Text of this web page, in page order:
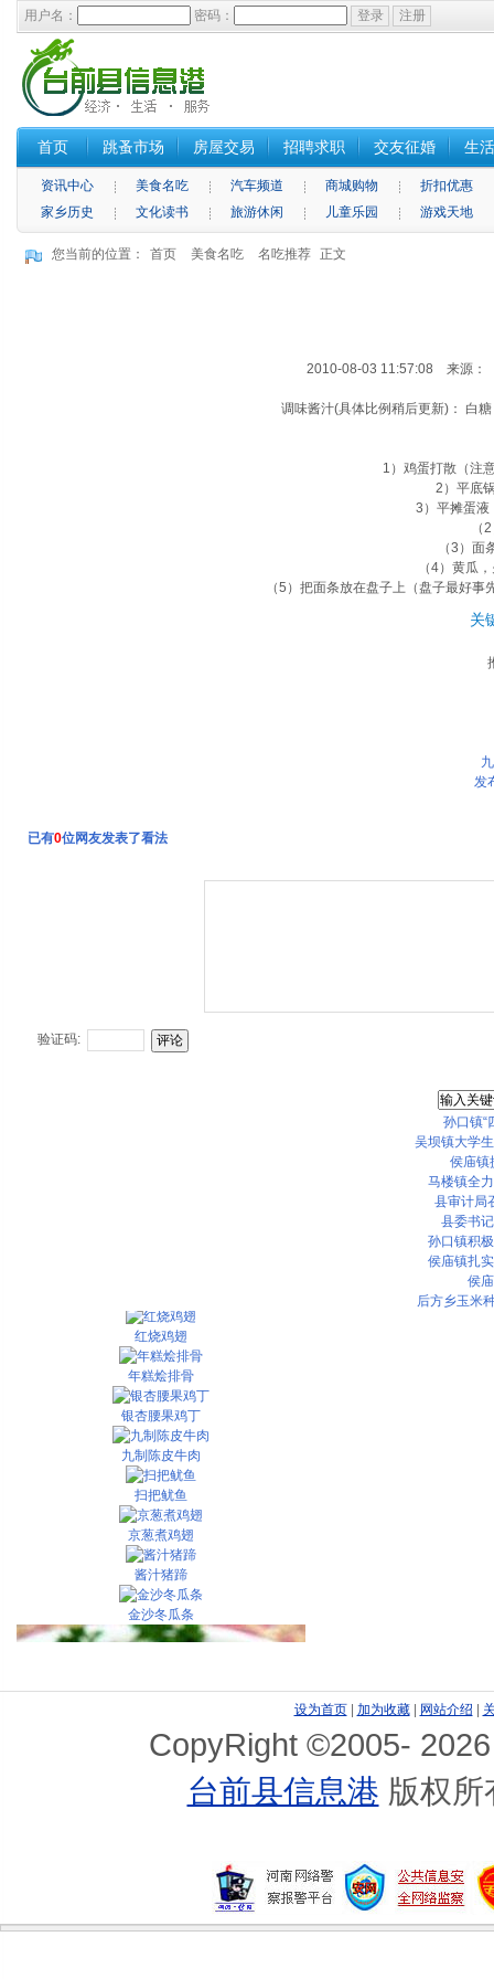
用户名： 密码：
首页 跳蚤市场 房屋交易 招聘求职 交友征婚 生
资讯中心 美食名吃 汽车频道 商城购物
折扣优惠
家乡历史
文化读书 旅游休闲 儿童乐园 游戏天地
您当前的位置： 首页 美食名吃 名吃推荐 正文
2010-08-03 11:57:08 来源：
调味酱汁(具体比例稍后更新)： 白
1）鸡蛋打散（注
2）平底
3）平摊蛋液
（
（3）面
（4）黄瓜
（5）把面条放在盘子上（盘子最好
关
发
已有0位网友发表了看法
验证码:
孙口镇“
吴坝镇大学
侯庙镇
马楼镇全
县审计局
县委书
孙口镇积
侯庙镇扎
侯
后方乡玉米
重庆江湖菜：跳水鱼片
红烧鸡翅
年糕烩排骨
银杏腰果鸡丁
九制陈皮牛肉
扫把鱿鱼
京葱煮鸡翅
酱汁猪蹄
金沙冬瓜条
设为首页| 加为收藏| 网站介绍 |
CopyRight ©2005-
台前县信息港 版权